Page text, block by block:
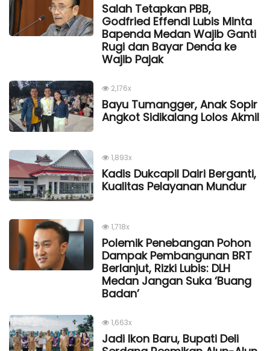
Salah Tetapkan PBB,
Godfried Effendi Lubis Minta
Bapenda Medan Wajib Ganti
Rugi dan Bayar Denda ke
Wajib Pajak
2,176x
Bayu Tumangger, Anak Sopir
Angkot Sidikalang Lolos Akmil
1,893x
Kadis Dukcapil Dairi Berganti,
Kualitas Pelayanan Mundur
1,718x
Polemik Penebangan Pohon
Dampak Pembangunan BRT
Berlanjut, Rizki Lubis: DLH
Medan Jangan Suka ‘Buang
Badan’
1,663x
Jadi Ikon Baru, Bupati Deli